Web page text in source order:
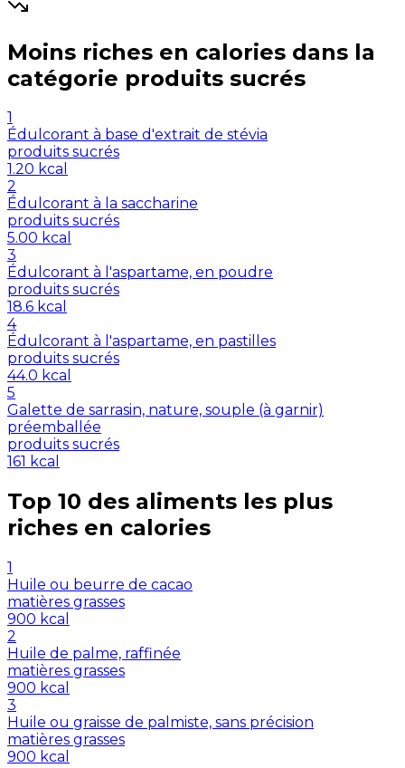
Moins riches en calories dans la
catégorie produits sucrés
1
Édulcorant à base d'extrait de stévia
produits sucrés
1.20 kcal
2
Édulcorant à la saccharine
produits sucrés
5.00 kcal
3
Édulcorant à l'aspartame, en poudre
produits sucrés
18.6 kcal
4
Édulcorant à l'aspartame, en pastilles
produits sucrés
44.0 kcal
5
Galette de sarrasin, nature, souple (à garnir)
préemballée
produits sucrés
161 kcal
Top 10 des aliments les plus
riches en calories
1
Huile ou beurre de cacao
matières grasses
900 kcal
2
Huile de palme, raffinée
matières grasses
900 kcal
3
Huile ou graisse de palmiste, sans précision
matières grasses
900 kcal